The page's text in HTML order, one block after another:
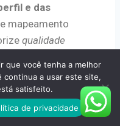
e das
mapeamento
qualidade
que você tenha a melhor
continua a usar este site,
satisfeito.
de privacidade